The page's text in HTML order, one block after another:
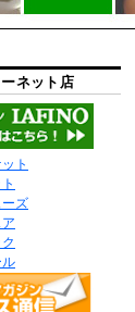
ネット店
ト
ズ